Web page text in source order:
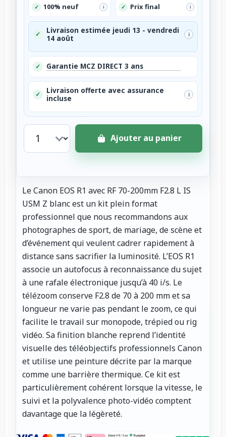
✓ 100% neuf i ✓ Prix final i
✓
Livraison estimée jeudi 13 - vendredi
14 août
i
✓ Garantie MCZ DIRECT 3 ans
✓
Livraison offerte avec assurance
incluse
i
Ajouter au panier
Le Canon EOS R1 avec RF 70-200mm F2.8 L IS
USM Z blanc est un kit plein format
professionnel que nous recommandons aux
photographes de sport, de mariage, de scène et
d’événement qui veulent cadrer rapidement à
distance sans sacrifier la luminosité. L’EOS R1
associe un autofocus à reconnaissance du sujet
à une rafale électronique jusqu’à 40 i/s. Le
télézoom conserve F2.8 de 70 à 200 mm et sa
longueur ne varie pas pendant le zoom, ce qui
facilite le travail sur monopode, trépied ou rig
vidéo. Sa finition blanche reprend l’identité
visuelle des téléobjectifs professionnels Canon
et utilise une peinture décrite par la marque
comme une barrière thermique. Ce kit est
particulièrement cohérent lorsque la vitesse, le
suivi et la polyvalence photo-vidéo comptent
davantage que la légèreté.